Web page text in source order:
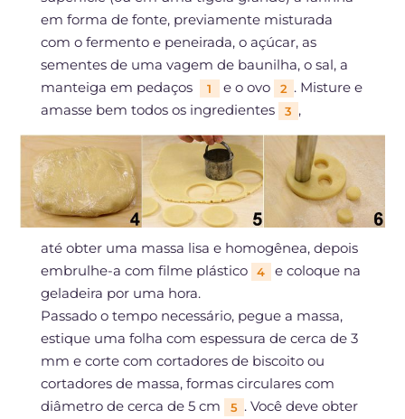
em forma de fonte, previamente misturada
com o fermento e peneirada, o açúcar, as
sementes de uma vagem de baunilha, o sal, a
manteiga em pedaços
1 e o ovo 2 . Misture e
amasse bem todos os ingredientes
3 ,
até obter uma massa lisa e homogênea, depois
embrulhe-a com filme plástico
4
e coloque na
geladeira por uma hora.
Passado o tempo necessário, pegue a massa,
estique uma folha com espessura de cerca de 3
mm e corte com cortadores de biscoito ou
cortadores de massa, formas circulares com
diâmetro de cerca de 5 cm
5 . Você deve obter